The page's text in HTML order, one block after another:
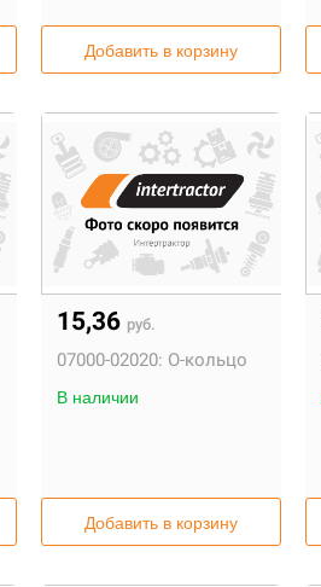
Добавить в корзину
15,36 руб.
07000-02020: О-кольцо
В наличии
Добавить в корзину